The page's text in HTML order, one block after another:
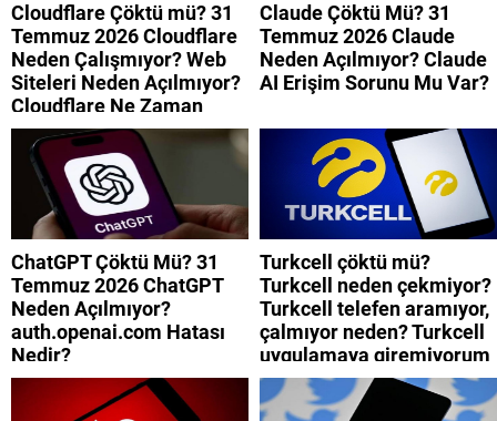
Cloudflare Çöktü mü? 31
Temmuz 2026 Cloudflare
Neden Çalışmıyor? Web
Siteleri Neden Açılmıyor?
Cloudflare Ne Zaman
Düzelecek?
Claude Çöktü Mü? 31
Temmuz 2026 Claude
Neden Açılmıyor? Claude
AI Erişim Sorunu Mu Var?
ChatGPT Çöktü Mü? 31
Temmuz 2026 ChatGPT
Neden Açılmıyor?
auth.openai.com Hatası
Nedir?
Turkcell çöktü mü?
Turkcell neden çekmiyor?
Turkcell telefen aramıyor,
çalmıyor neden? Turkcell
uygulamaya giremiyorum
neden? Turkcell internet
neden yavaş?